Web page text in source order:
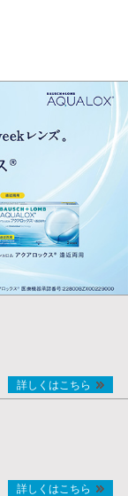
詳しくはこちら
詳しくはこちら